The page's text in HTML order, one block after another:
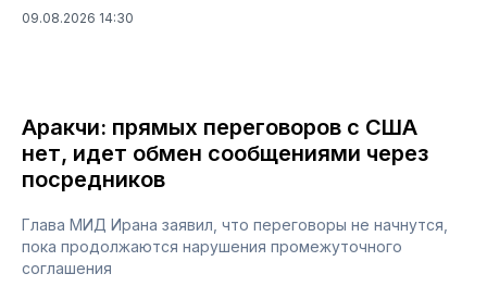
09.08.2026 14:30
Аракчи: прямых переговоров с США
нет, идет обмен сообщениями через
посредников
Глава МИД Ирана заявил, что переговоры не начнутся,
пока продолжаются нарушения промежуточного
соглашения